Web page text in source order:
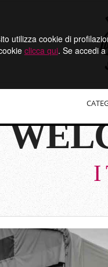
utilizza cookie di
clicca qui. Se accedi
I